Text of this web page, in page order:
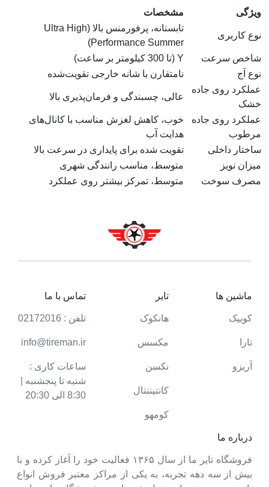
ویژگی مشخصات
نوع کاربری
تابستانه، پرفورمنس بالا (Ultra High
Performance Summer)
شاخص سرعت
Y (تا 300 کیلومتر بر ساعت)
نوع آج
نامتقارن با شانه خارجی تقویت‌شده
عملکرد روی جاده
خشک
عالی، چسبندگی و فرمان‌پذیری بالا
عملکرد روی جاده
مرطوب
خوب، کاهش لغزش مناسب با کانال‌های
هدایت آب
ساختار داخلی
تقویت شده برای پایداری در سرعت بالا
میزان نویز
متوسط، مناسب رانندگی شهری
مصرف سوخت
متوسط، تمرکز بیشتر روی عملکرد
درباره ما
فروشگاه تایر ما از سال ۱۳۶۵ فعالیت خود را آغاز کرده و با
بیش از سه دهه تجربه، به یکی از مراکز معتبر فروش انواع
ماشین ها
کوییک
تارا
آریزو
تایر
هانکوک
مکسس
نکسن
کانتیننتال
کومهو
تماس با ما
تلفن : 02172016
info@tireman.ir
ساعات کاری :
شنبه تا پنجشنبه |
8:30 الی 20:30